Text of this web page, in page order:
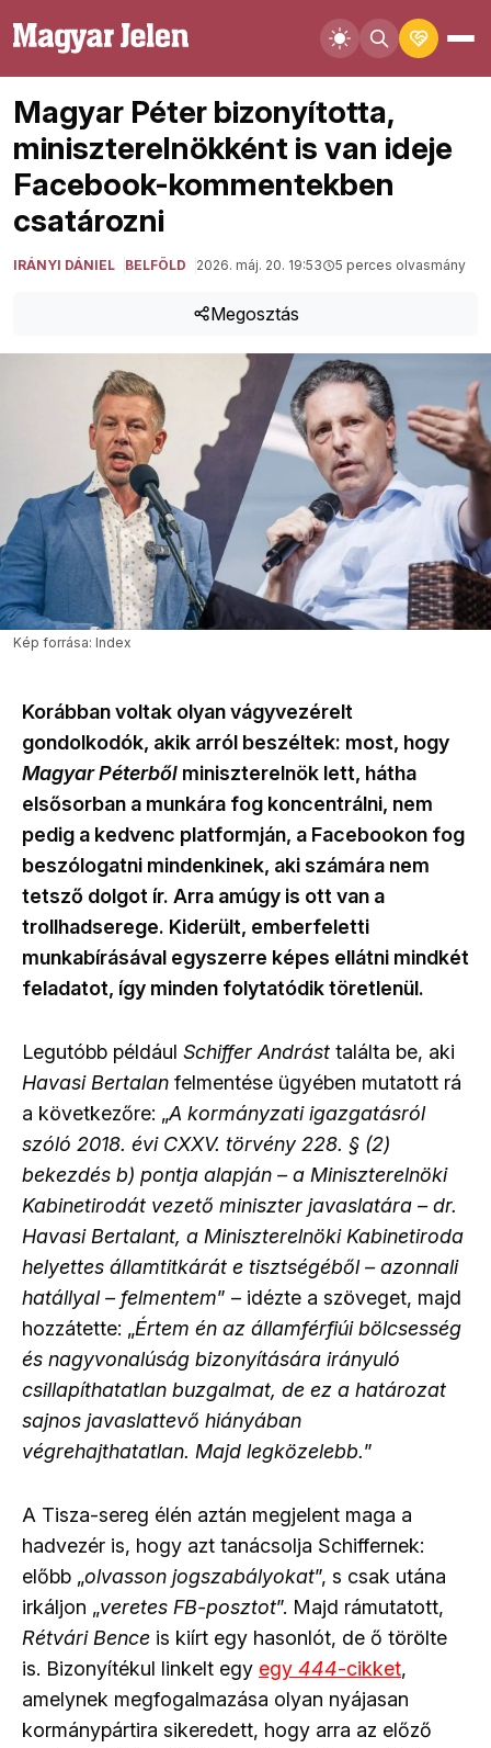
Magyar Péter bizonyította,
miniszterelnökként is van ideje
Facebook-kommentekben
csatározni
IRÁNYI DÁNIEL BELFÖLD 2026. máj. 20. 19:53 5 perces olvasmány
Megosztás
Kép forrása: Index
Korábban voltak olyan vágyvezérelt
gondolkodók, akik arról beszéltek: most, hogy
Magyar Péterből miniszterelnök lett, hátha
elsősorban a munkára fog koncentrálni, nem
pedig a kedvenc platformján, a Facebookon fog
beszólogatni mindenkinek, aki számára nem
tetsző dolgot ír. Arra amúgy is ott van a
trollhadserege. Kiderült, emberfeletti
munkabírásával egyszerre képes ellátni mindkét
feladatot, így minden folytatódik töretlenül.
Legutóbb például Schiffer Andrást találta be, aki
Havasi Bertalan felmentése ügyében mutatott rá
a következőre: „A kormányzati igazgatásról
szóló 2018. évi CXXV. törvény 228. § (2)
bekezdés b) pontja alapján – a Miniszterelnöki
Kabinetirodát vezető miniszter javaslatára – dr.
Havasi Bertalant, a Miniszterelnöki Kabinetiroda
helyettes államtitkárát e tisztségéből – azonnali
hatállyal – felmentem” – idézte a szöveget, majd
hozzátette: „Értem én az államférfiúi bölcsesség
és nagyvonalúság bizonyítására irányuló
csillapíthatatlan buzgalmat, de ez a határozat
sajnos javaslattevő hiányában
végrehajthatatlan. Majd legközelebb.”
A Tisza-sereg élén aztán megjelent maga a
hadvezér is, hogy azt tanácsolja Schiffernek:
előbb „olvasson jogszabályokat”, s csak utána
irkáljon „veretes FB-posztot”. Majd rámutatott,
Rétvári Bence is kiírt egy hasonlót, de ő törölte
is. Bizonyítékul linkelt egy egy 444-cikket,
amelynek megfogalmazása olyan nyájasan
kormánypártira sikeredett, hogy arra az előző